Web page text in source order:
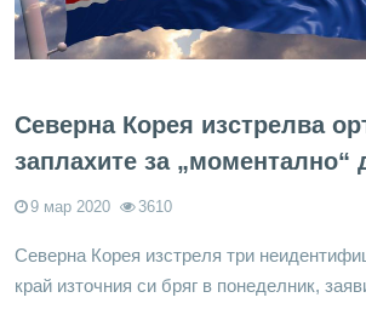
Северна Корея изстрелва
заплахите за „моментално“
9 мар 2020 3610
Северна Корея изстреля три
край източния си бряг в понеделник,